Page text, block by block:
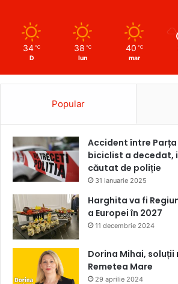
34 ℃
D
38 ℃
lun
40 ℃
mar
Popular
Accident între Parța
biciclist a decedat,
căutat de poliție
31 ianuarie 2025
Harghita va fi
a Europei în 2027
11 decembrie 2024
Dorina Mihai, soluții
Remetea Mare
29 aprilie 2024